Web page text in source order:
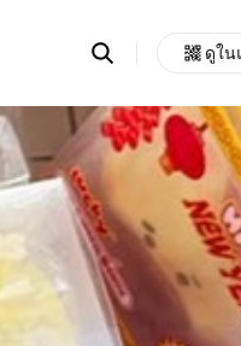
Search
OpenChats
messages
search
area
ดูใน